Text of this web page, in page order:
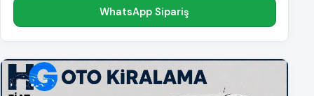
WhatsApp Sipariş